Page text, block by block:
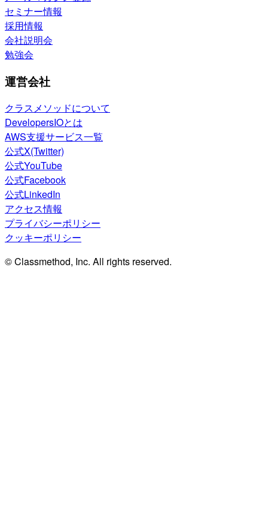
セミナー情報
採用情報
会社説明会
勉強会
運営会社
クラスメソッドについて
DevelopersIOとは
AWS支援サービス一覧
公式X(Twitter)
公式YouTube
公式Facebook
公式LinkedIn
アクセス情報
プライバシーポリシー
クッキーポリシー
© Classmethod, Inc. All rights reserved.